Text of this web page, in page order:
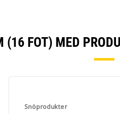
FOT) MED
Snöprodukter